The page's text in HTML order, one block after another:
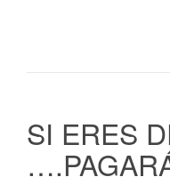
SI ERES